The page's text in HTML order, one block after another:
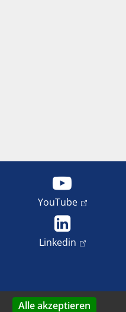
YouTube
Linkedin
Alle akzeptieren